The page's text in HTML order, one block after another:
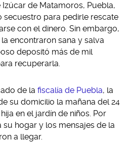
de Matamoros, Puebla,
secuestro para pedirle rescate
con el dinero. Sin embargo,
encontraron sana y salva
depositó más de mil
recuperarla.
de la fiscalía de Puebla, la
su domicilio la mañana del 24
en el jardín de niños. Por
hogar y los mensajes de la
a llegar.